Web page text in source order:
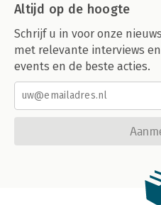
Altijd op de hoogte
Schrijf u in voor onze
met relevante interviews
events en de beste acties.